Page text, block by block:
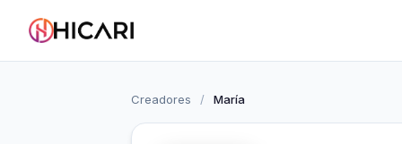
Creadores / María